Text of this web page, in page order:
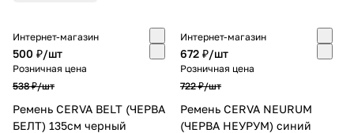
Интернет-магазин
500 ₽/шт
Розничная цена
538 ₽/шт
Ремень CERVA BELT (ЧЕРВА
БЕЛТ) 135см черный
Интернет-магазин
672 ₽/шт
Розничная цена
722 ₽/шт
Ремень CERVA NEURUM
(ЧЕРВА НЕУРУМ) синий